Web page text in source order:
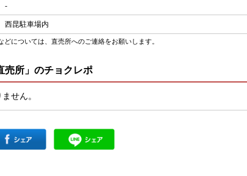
-
西昆駐車場内
については、直売所へのご連絡をお願いします。
売所」のチョクレポ
せん。